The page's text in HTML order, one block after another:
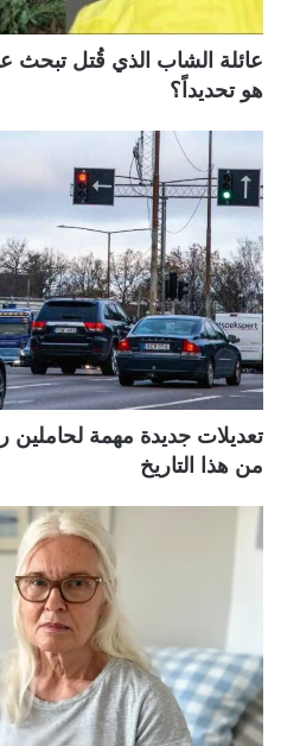
عائلة الشاب الذي قُتل تبحث
هو تحديداً؟
تعديلات جديدة مهمة لحاملين
من هذا التاريخ